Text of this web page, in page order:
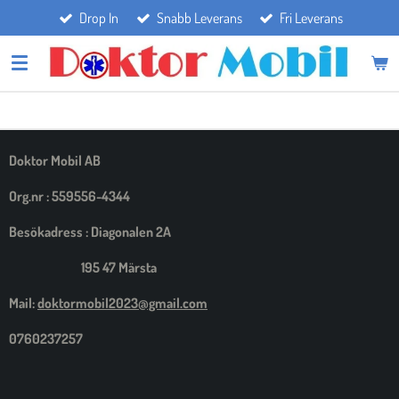
till
huvudinnehållet
Drop In Snabb Leverans Fri Leverans
Doktor Mobil AB
Org.nr : 559556-4344
Besökadress : Diagonalen 2A
195 47 Märsta
Mail:doktormobil2023@gmail.com
0760237257